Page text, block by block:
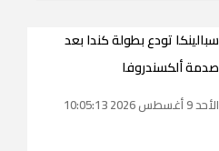
سبالينكا تودع بطولة كندا بعد
صدمة ألكسندروفا
الأحد 9 أغسطس 2026 10:05:13